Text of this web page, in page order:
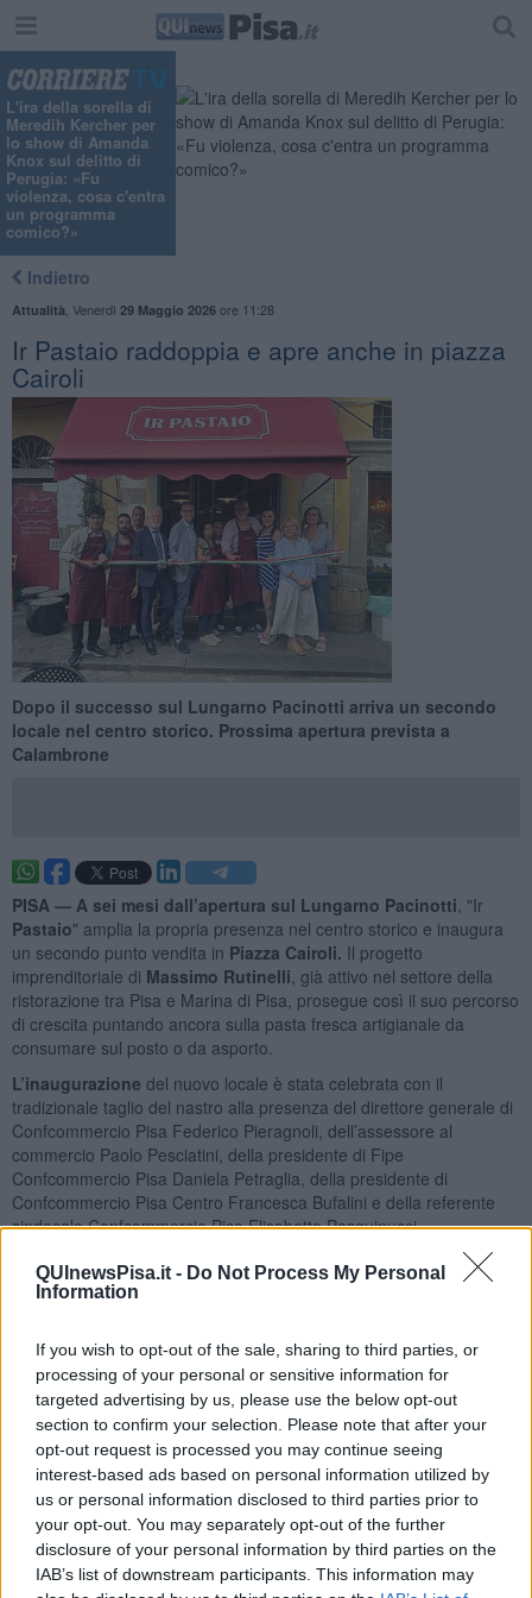
QUInewsPisa.it - Do Not Process My Personal
Information
If you wish to opt-out of the sale, sharing to third parties, or
processing of your personal or sensitive information for
targeted advertising by us, please use the below opt-out
section to confirm your selection. Please note that after your
opt-out request is processed you may continue seeing
interest-based ads based on personal information utilized by
us or personal information disclosed to third parties prior to
your opt-out. You may separately opt-out of the further
disclosure of your personal information by third parties on the
IAB’s list of downstream participants. This information may
L'ira della sorella di
Meredih Kercher per
lo show di Amanda
Knox sul delitto di
Perugia: «Fu
violenza, cosa c'entra
un programma
comico?»
Indietro
Attualità Venerdì 29 Maggio 2026ore 11:28
Ir Pastaio raddoppia e apre anche in piazza
Cairoli
Dopo il successo sul Lungarno Pacinotti arriva un secondo
locale nel centro storico. Prossima apertura prevista a
Calambrone
PISA — A sei mesi dall’apertura sul Lungarno Pacinotti , "Ir
Pastaio" amplia la propria presenza nel centro storico e inaugura
un secondo punto vendita in Piazza Cairoli. Il progetto
imprenditoriale di Massimo Rutinelli , già attivo nel settore della
ristorazione tra Pisa e Marina di Pisa, prosegue così il suo percorso
di crescita puntando ancora sulla pasta fresca artigianale da
consumare sul posto o da asporto.
L’inaugurazione del nuovo locale è stata celebrata con il
tradizionale taglio del nastro alla presenza del direttore generale di
Confcommercio Pisa Federico Pieragnoli, dell’assessore al
commercio Paolo Pesciatini, della presidente di Fipe
Confcommercio Pisa Daniela Petraglia, della presidente di
Confcommercio Pisa Centro Francesca Bufalini e della referente
sindacale Confcommercio Pisa Elisabetta Pasquinucci.
visto il grande successo abbiamo deciso di convertire anche Ir
Tegame con questa formula molto più snella e adatta alle esigenze
della clientela",ha detto Massimo Rutinelli. "Proponiamo un
prodotto di alta qualità a un prezzo veramente vantaggioso, il
nuovo locale ha anche una maggiore disponibilità di posti a sedere
sia all'interno che all'esterno in una delle piazze più belle di Pisa e
confermiamo la possibilità di take away".
La proposta gastronomicaruota attorno a numerosi formati di
pasta fresca, accompagnati da condimenti che spaziano dalle
ricette tradizionali a quelle legate al territorio. Una particolare